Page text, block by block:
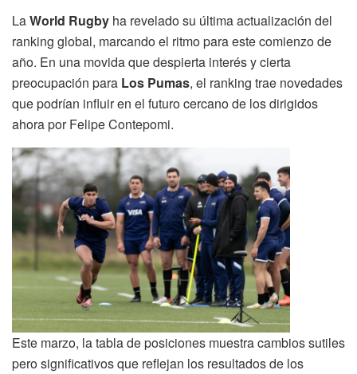
LaWorld Rugby ha revelado su última actualización del
ranking global, marcando el ritmo para este comienzo de
año. En una movida que despierta interés y cierta
preocupación para Los Pumas, el ranking trae novedades
que podrían influir en el futuro cercano de los dirigidos
ahora por Felipe Contepomi.
Este marzo, la tabla de posiciones muestra cambios sutiles
pero significativos que reflejan los resultados de los